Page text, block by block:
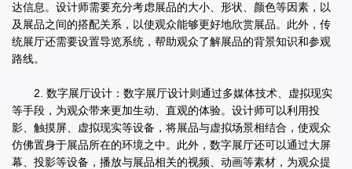
达信息。设计师需要充分考虑展品的大小、形状、颜色等因素，以
及展品之间的搭配关系，以使观众能够更好地欣赏展品。此外，传
统展厅还需要设置导览系统，帮助观众了解展品的背景知识和参观
路线。
2. 数字展厅设计：数字展厅设计则通过多媒体技术、虚拟现实
等手段，为观众带来更加生动、直观的体验。设计师可以利用投
影、触摸屏、虚拟现实等设备，将展品与虚拟场景相结合，使观众
仿佛置身于展品所在的环境之中。此外，数字展厅还可以通过大屏
幕、投影等设备，播放与展品相关的视频、动画等素材，为观众提